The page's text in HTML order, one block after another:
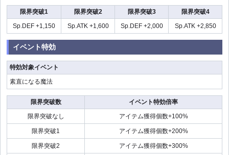
限界突破1 限界突破2 限界突破3
限界突破4
Sp.DEF +1,150
Sp.ATK +1,600 Sp.DEF +2,000 Sp.ATK +2,850
イベント特効
特効対象イベント
素直になる魔法
限界突破数
イベント特効倍率
限界突破なし
アイテム獲得個数+100%
限界突破1 アイテム獲得個数+200%
限界突破2 アイテム獲得個数+300%